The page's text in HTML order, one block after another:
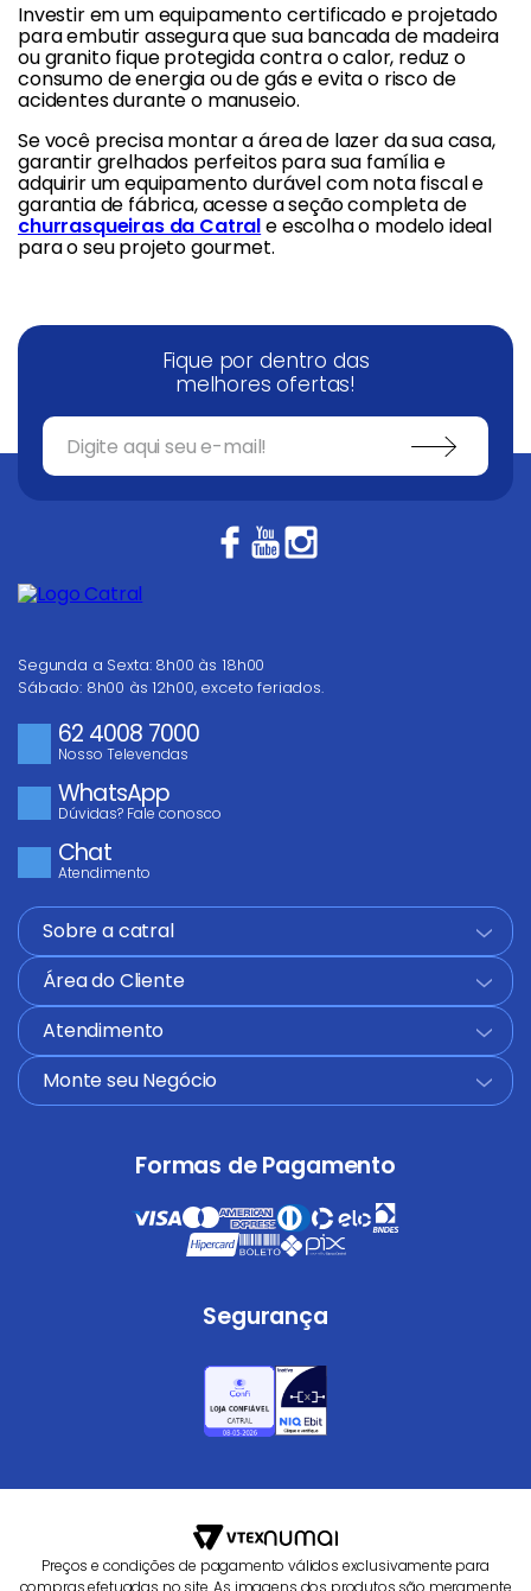
Investir em um equipamento certificado e projetado
para embutir assegura que sua bancada de madeira
ou granito fique protegida contra o calor, reduz o
consumo de energia ou de gás e evita o risco de
acidentes durante o manuseio.
Se você precisa montar a área de lazer da sua casa,
garantir grelhados perfeitos para sua família e
adquirir um equipamento durável com nota fiscal e
garantia de fábrica, acesse a seção completa de
churrasqueiras da Catrale escolha o modelo ideal
para o seu projeto gourmet.
Fique por dentro das
melhores ofertas!
Segunda a Sexta: 8h00 às 18h00
Sábado: 8h00 às 12h00, exceto feriados.
62 4008 7000
Nosso Televendas
WhatsApp
Dúvidas? Fale conosco
Chat
Atendimento
Sobre a catral
+
Área do Cliente
+
Atendimento
+
Monte seu Negócio
+
Formas de Pagamento
Segurança
Preços e condições de pagamento válidos exclusivamente para
compras efetuadas no site. As imagens dos produtos são meramente